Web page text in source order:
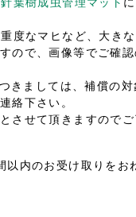
度なマヒなど、大きな
ので、画像等でご確
きましては、補償の対
絡下さい。
させて頂きますので
以内のお受け取りをお